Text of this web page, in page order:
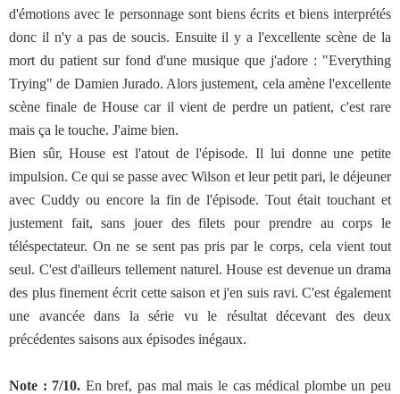
d'émotions avec le personnage sont biens écrits et biens interprétés
donc il n'y a pas de soucis. Ensuite il y a l'excellente scène de la
mort du patient sur fond d'une musique que j'adore : "Everything
Trying" de Damien Jurado. Alors justement, cela amène l'excellente
scène finale de House car il vient de perdre un patient, c'est rare
mais ça le touche. J'aime bien.
Bien sûr, House est l'atout de l'épisode. Il lui donne une petite
impulsion. Ce qui se passe avec Wilson et leur petit pari, le déjeuner
avec Cuddy ou encore la fin de l'épisode. Tout était touchant et
justement fait, sans jouer des filets pour prendre au corps le
téléspectateur. On ne se sent pas pris par le corps, cela vient tout
seul. C'est d'ailleurs tellement naturel. House est devenue un drama
des plus finement écrit cette saison et j'en suis ravi. C'est également
une avancée dans la série vu le résultat décevant des deux
précédentes saisons aux épisodes inégaux.
Note : 7/10. En bref, pas mal mais le cas médical plombe un peu